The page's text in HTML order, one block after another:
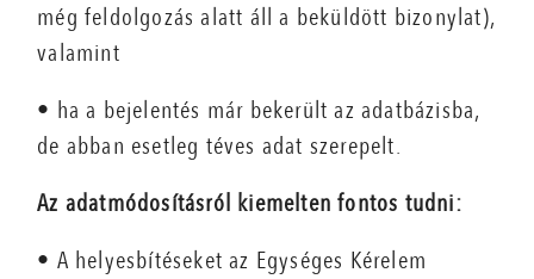
még feldolgozás alatt áll a beküldött bizonylat),
valamint
• ha a bejelentés már bekerült az adatbázisba,
de abban esetleg téves adat szerepelt.
Az adatmódosításról kiemelten fontos tudni:
• A helyesbítéseket az Egységes Kérelem